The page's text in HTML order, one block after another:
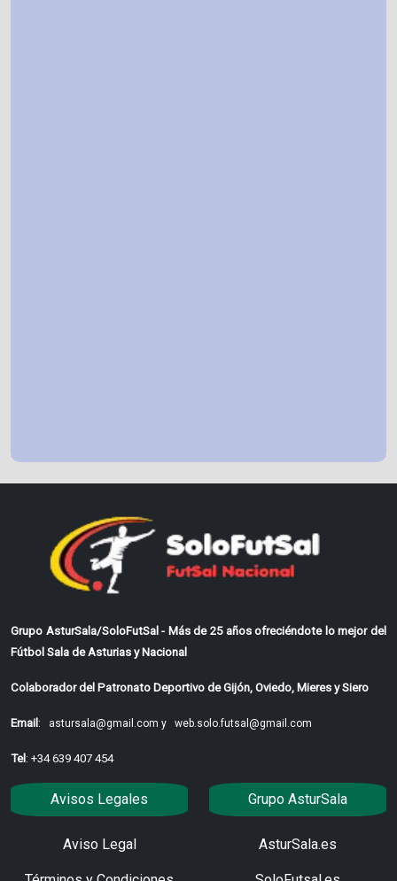
Grupo AsturSala/SoloFutSal - Más de 25 años ofreciéndote lo mejor del
Fútbol Sala de Asturias y Nacional
Colaborador del Patronato Deportivo de Gijón, Oviedo, Mieres y Siero
Email : astursala@gmail.com y web.solo.futsal@gmail.com
Tel : +34 639 407 454
Avisos Legales
Aviso Legal
Grupo AsturSala
AsturSala.es